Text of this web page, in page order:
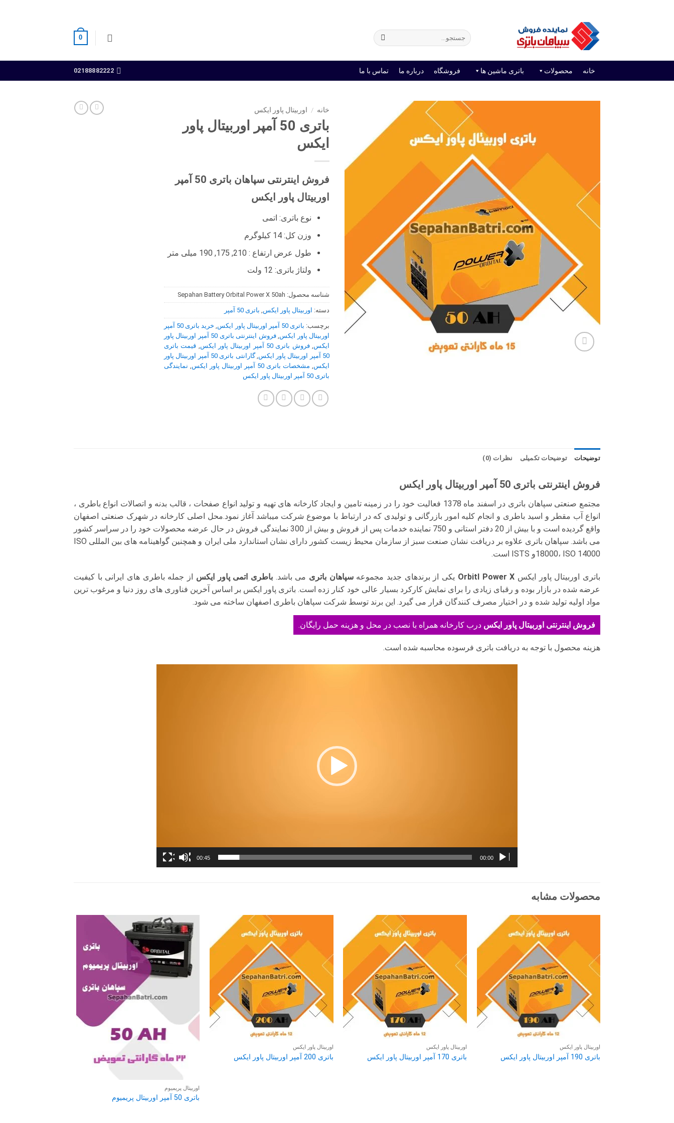
جستجو
برای:
0
خانه محصولات باتری ماشین ها فروشگاه درباره ما تماس با ما 02188882222
خانه / اوربیتال پاور ایکس
باتری 50 آمپر اوربیتال پاور
ایکس
فروش اینترنتی سپاهان باتری 50 آمپر
اوربیتال پاور ایکس
نوع باتری: اتمی
وزن کل: 14 کیلوگرم
طول عرض ارتفاع : 210, 175, 190 میلی متر
ولتاژ باتری: 12 ولت
شناسه محصول: Sepahan Battery Orbital Power X 50ah
دسته: اوربیتال پاور ایکس باتری 50 آمپر
برچسب: باتری 50 آمپر اوربیتال پاور ایکس
خرید باتری 50 آمپر
اوربیتال پاور ایکس ,
فروش اینترنتی باتری 50 آمپر اوربیتال پاور
ایکس ,فروش باتری 50 آمپر اوربیتال پاور ایکس
قیمت باتری
50 آمپر اوربیتال پاور ایکس
,
گارانتی باتری 50 آمپر اوربیتال پاور
ایکس مشخصات باتری 50 آمپر اوربیتال پاور ایکس
نمایندگی
باتری 50 آمپر اوربیتال پاور ایکس
توضیحات توضیحات تکمیلی نظرات (0)
فروش اینترنتی باتری 50 آمپر اوربیتال پاور ایکس
مجتمع صنعتی سپاهان باتری در اسفند ماه 1378 فعالیت خود را در زمینه تامین و ایجاد کارخانه های تهیه و تولید انواع صفحات ، قالب بدنه و اتصالات انواع باطری ،
انواع آب مقطر و اسید باطری و انجام کلیه امور بازرگانی و تولیدی که در ارتباط با موضوع شرکت میباشد آغاز نمود.محل اصلی کارخانه در شهرک صنعتی اصفهان
واقع گردیده است و با بیش از 20 دفتر استانی و 750 نماینده خدمات پس از فروش و بیش از 300 نمایندگی فروش در حال عرضه محصولات خود را در سراسر کشور
می باشد. سپاهان باتری علاوه بر دریافت نشان صنعت سبز از سازمان محیط زیست کشور دارای نشان استاندارد ملی ایران و همچنین گواهینامه های بین المللی ISO
18000، ISO 14000و ISTS است.
باتری اوربیتال پاور ایکس Orbitl Power X یکی از برندهای جدید مجموعهسپاهان باتری می باشد.باطری اتمی پاور ایکس از جمله باطری های ایرانی با کیفیت
عرضه شده در بازار بوده و رقبای زیادی را برای نمایش کارکرد بسیار عالی خود کنار زده است. باتری پاور ایکس بر اساس آخرین فناوری های روز دنیا و مرغوب ترین
مواد اولیه تولید شده و در اختیار مصرف کنندگان قرار می گیرد. این برند توسط شرکت سپاهان باطری اصفهان ساخته می شود.
فروش اینترنتی اوربیتال پاور ایکس درب کارخانه همراه با نصب در محل و هزینه حمل رایگان.
هزینه محصول با توجه به دریافت باتری فرسوده محاسبه شده است.
00:00
00:45
محصولات مشابه
اوربیتال پاور ایکس
باتری 190 آمپر اوربیتال پاور ایکس
اوربیتال پاور ایکس
باتری 170 آمپر اوربیتال پاور ایکس
اوربیتال پاور ایکس
باتری 200 آمپر اوربیتال پاور ایکس
اوربیتال پریمیوم
باتری 50 آمپر اوربیتال پریمیوم